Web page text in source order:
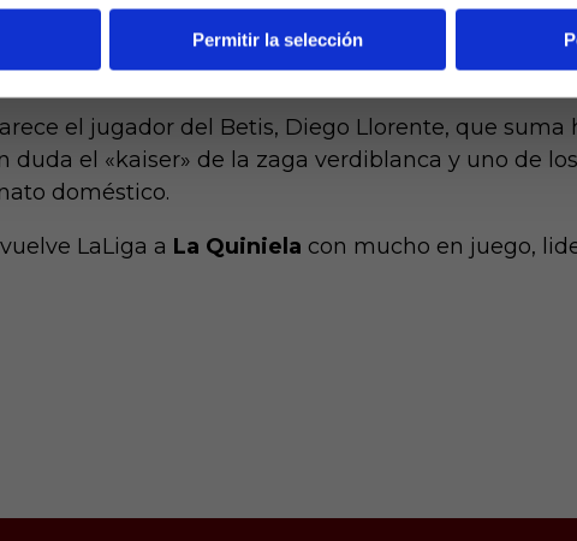
Permitir la selección
Fede Valverde del Real Madrid, que ha ido
está muy lejos del sevillista. El charrúa firma
el jugador del Betis, Diego Llorente, que suma
duda el «kaiser» de la zaga verdiblanca y uno de
doméstico.
LaLiga a La Quiniela con mucho en juego,